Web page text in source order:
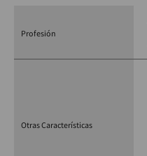
Profesión
Otras Características